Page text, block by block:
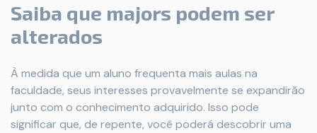
Saiba que majors podem ser
alterados
À medida que um aluno frequenta mais aulas na
faculdade, seus interesses provavelmente se expandirão
junto com o conhecimento adquirido. Isso pode
significar que, de repente, você poderá descobrir uma